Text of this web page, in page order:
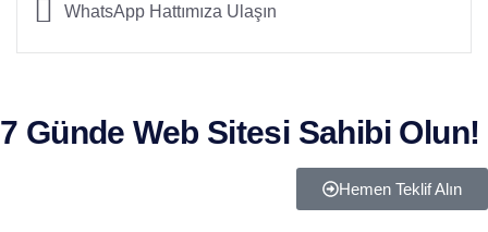
WhatsApp Hattımıza Ulaşın
7 Günde Web Sitesi Sahibi Olun!
Hemen Teklif Alın